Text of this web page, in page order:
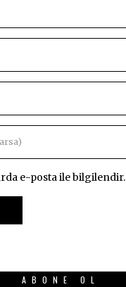
e-posta ile bilgilendir.
ABONE OL